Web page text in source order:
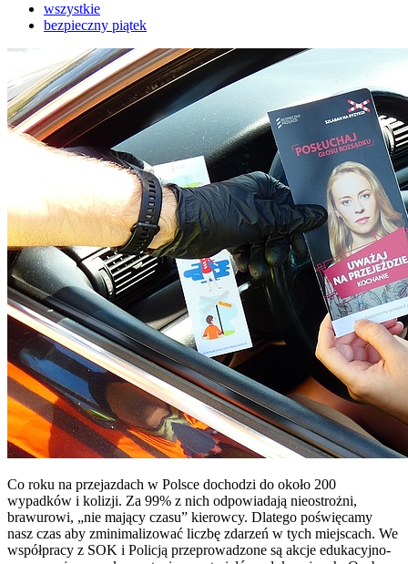
wszystkie
bezpieczny piątek
Co roku na przejazdach w Polsce dochodzi do około 200
wypadków i kolizji. Za 99% z nich odpowiadają nieostrożni,
brawurowi, „nie mający czasu” kierowcy. Dlatego poświęcamy
nasz czas aby zminimalizować liczbę zdarzeń w tych miejscach. We
współpracy z SOK i Policją przeprowadzone są akcje edukacyjno-